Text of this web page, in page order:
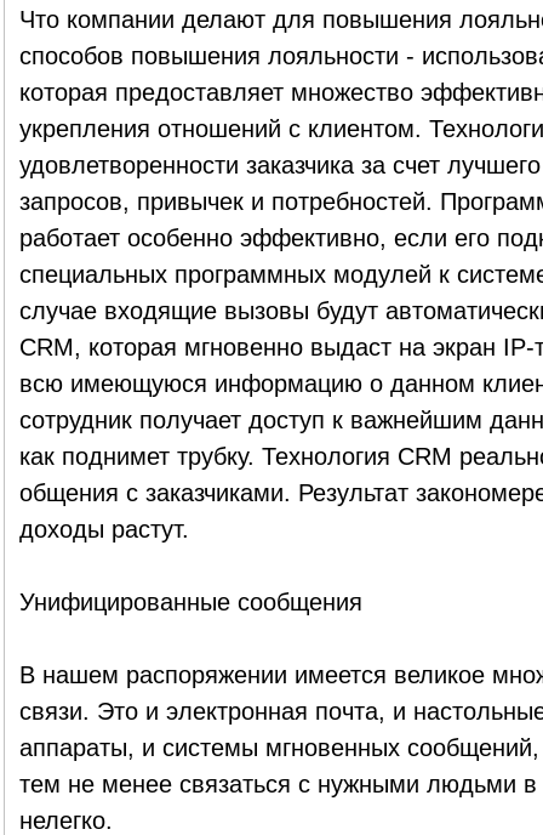
Что компании делают для повышения
способов повышения лояльности -
которая предоставляет множество
укрепления отношений с клиентом.
удовлетворенности заказчика за счет
запросов, привычек и потребностей.
работает особенно эффективно, если его
специальных программных модулей к
случае входящие вызовы будут
CRM, которая мгновенно выдаст на экран
всю имеющуюся информацию о данном
сотрудник получает доступ к важнейшим
как поднимет трубку. Технология CRM
общения с заказчиками. Результат
доходы растут.
Унифицированные сообщения
В нашем распоряжении имеется великое
связи. Это и электронная почта, и
аппараты, и системы мгновенных
тем не менее связаться с нужными людьми
нелегко.